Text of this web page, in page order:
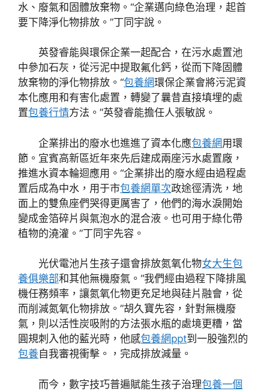
水、廢氣和固體放棄物。“企業邁向綠色治理，起首
要下降淨化物排放。”丁同宇說。
英發睿能與環保企業一起配合，在污水處置池
中參加石灰，從污泥中提取氟化鈣，從而下降固體
放棄物的淨化物排放。“包養網環保企業會將污泥資
本化應用和有害化處置，轉變了曩昔直接填埋的處
置包養行情方法。”英發睿能擔任人張敏說。
企業排出的廢水也進進了資本化應包養網 用環
節。宜賓高新區近年來先后建成兩座污水處置廠，
推進水資本輪迴應用。“企業排出的廢水經由過程處
置后成為中水，用于市包養網單次政途徑清洗，地
面上的雙魚座們哭得更厲害了，他們的海水淚開始
變成金箔碎片與氣泡水的混合液。也可用于綠化帶
植物的澆灌。”丁同宇先容。
光伏電池片生孩子還會排放氮氧化物女大生包
養俱樂部和其他無機廢氣。“我們經由過程下降排風
機任務頻率，讓氮氧化物更充足地與硅片融會，從
而削減氮氧化物排放。”胡久寶先容，針對無機廢
氣，則以活性炭吸附的方法張水瓶的處境更糟，當
圓規刺入他的藍光時，他感包養網ppt到一股強烈的
包養自我審視衝擊。，完成排放減量。
而今，數字技巧普遍賦能生孩子治理包養一個